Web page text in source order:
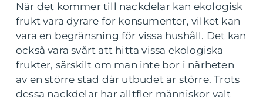
När det kommer till nackdelar kan ekologisk
frukt vara dyrare för konsumenter, vilket kan
vara en begränsning för vissa hushåll. Det kan
också vara svårt att hitta vissa ekologiska
frukter, särskilt om man inte bor i närheten
av en större stad där utbudet är större. Trots
dessa nackdelar har alltfler människor valt